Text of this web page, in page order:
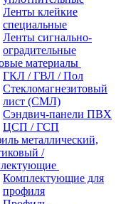
Ленты клейкие
специальные
Ленты сигнально-
оградительные
материалы
ГКЛ / ГВЛ / Пол
Стекломагнезитовый
лист (СМЛ)
Сэндвич-панели ПВХ
ЦСП / ГСП
металлический,
/
Комплектующие для
профиля